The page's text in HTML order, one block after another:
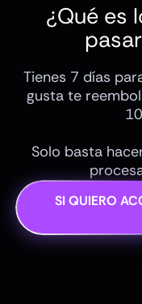
¿Qué es
pasar
Tienes 7 días
gusta te
Solo basta
SI QUIERO